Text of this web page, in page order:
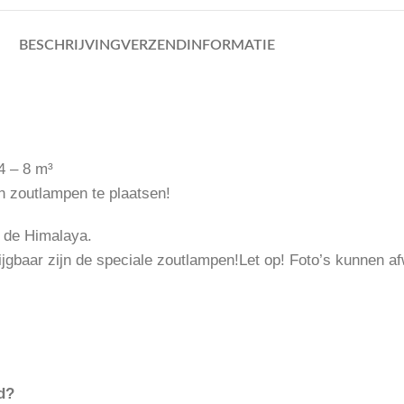
BESCHRIJVINGVERZENDINFORMATIE
– 8 m³
zoutlampen te plaatsen!
Himalaya.
zijn de speciale zoutlampen!Let op! Foto’s kunnen